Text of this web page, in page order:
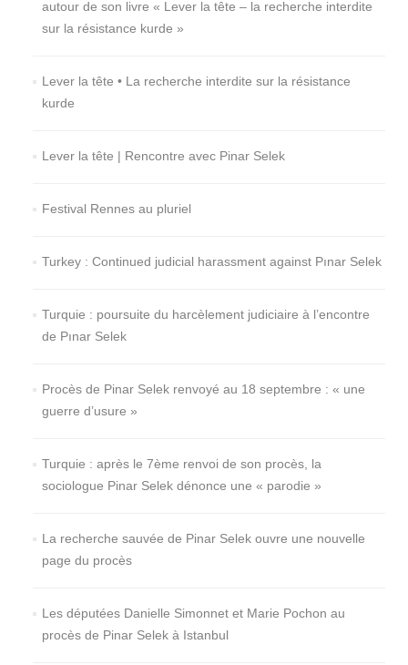
autour de son livre « Lever la tête – la recherche interdite
sur la résistance kurde »
Lever la tête • La recherche interdite sur la résistance
kurde
Lever la tête | Rencontre avec Pinar Selek
Festival Rennes au pluriel
Turkey : Continued judicial harassment against Pınar Selek
Turquie : poursuite du harcèlement judiciaire à l’encontre
de Pınar Selek
Procès de Pinar Selek renvoyé au 18 septembre : « une
guerre d’usure »
Turquie : après le 7ème renvoi de son procès, la
sociologue Pinar Selek dénonce une « parodie »
La recherche sauvée de Pinar Selek ouvre une nouvelle
page du procès
Les députées Danielle Simonnet et Marie Pochon au
procès de Pinar Selek à Istanbul